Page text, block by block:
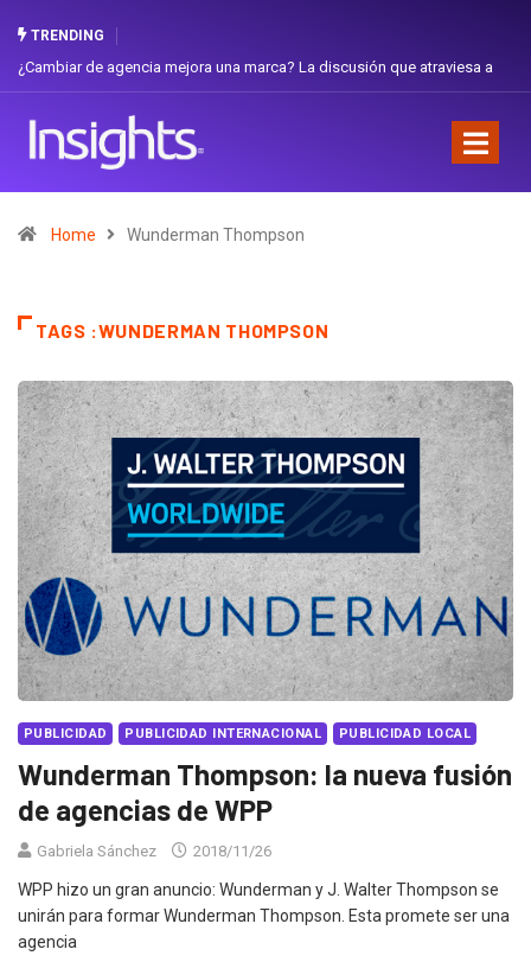
TRENDING
¿Cambiar de agencia mejora una marca? La discusión que atraviesa a
Home Wunderman Thompson
TAGS :WUNDERMAN THOMPSON
PUBLICIDAD PUBLICIDAD INTERNACIONAL PUBLICIDAD LOCAL
Wunderman Thompson: la nueva fusión
de agencias de WPP
Gabriela Sánchez 2018/11/26
WPP hizo un gran anuncio: Wunderman y J. Walter Thompson se
unirán para formar Wunderman Thompson. Esta promete ser una
agencia